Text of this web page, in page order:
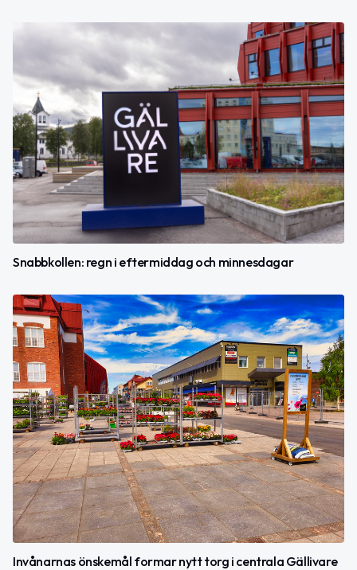
Snabbkollen: regn i eftermiddag och minnesdagar
Invånarnas önskemål formar nytt torg i centrala Gällivare